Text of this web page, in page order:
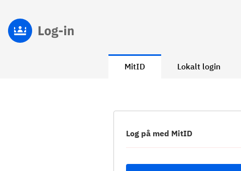
MitID Lokalt login
Log på med MitID